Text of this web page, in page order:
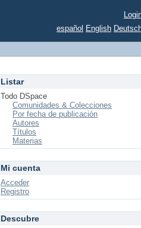
español English
Listar
Todo DSpace
Comunidades & Colecciones
Por fecha de publicación
Autores
Títulos
Materias
Mi cuenta
Acceder
Registro
Descubre